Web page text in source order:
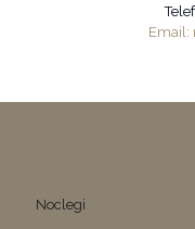
Email:
Noclegi